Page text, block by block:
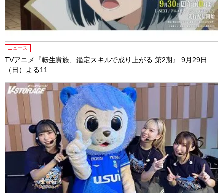
ニュース
TVアニメ『転生貴族、鑑定スキルで成り上がる 第2期』 9月29日
（日）よる11...